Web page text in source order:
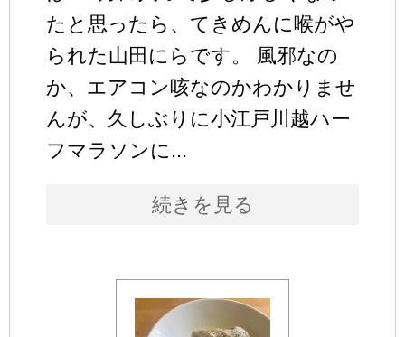
たと思ったら、てきめんに喉がや
られた山田にらです。 風邪なの
か、エアコン咳なのかわかりませ
んが、久しぶりに小江戸川越ハー
フマラソンに...
続きを見る